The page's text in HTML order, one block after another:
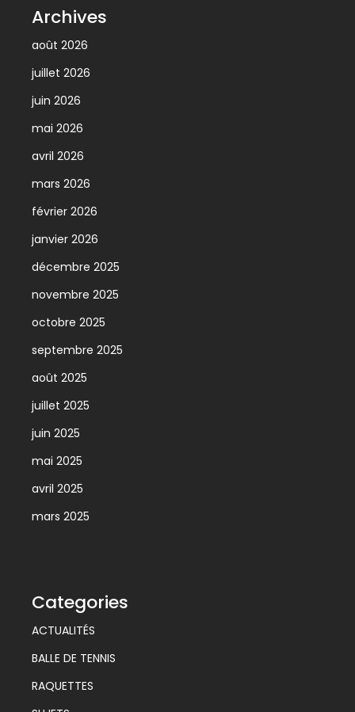
Archives
août 2026
juillet 2026
juin 2026
mai 2026
avril 2026
mars 2026
février 2026
janvier 2026
décembre 2025
novembre 2025
octobre 2025
septembre 2025
août 2025
juillet 2025
juin 2025
mai 2025
avril 2025
mars 2025
Categories
ACTUALITÉS
BALLE DE TENNIS
RAQUETTES